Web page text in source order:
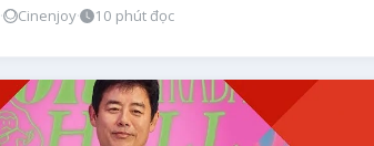
· Cinenjoy· 10 phút đọc